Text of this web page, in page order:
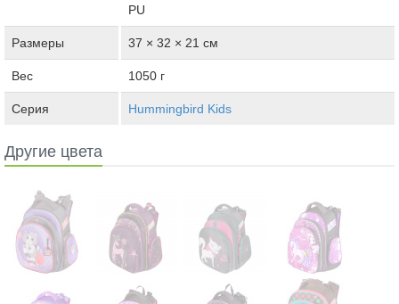
PU
Размеры 37 × 32 × 21 см
Вес 1050 г
Серия Hummingbird Kids
Другие цвета